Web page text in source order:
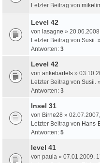
Letzter Beitrag von
Level 42
von lasagne »
Letzter Beitrag von Susii. »
Antworten: 3
Level 42
von ankebartels »
Letzter Beitrag von Susii. »
Antworten: 3
Insel 31
von Birne28 »
Letzter Beitrag von Hans-
Antworten: 5
level 41
von paula » 07.01.2009,